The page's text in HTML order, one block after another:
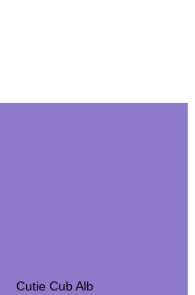
Cutie Cub Alb